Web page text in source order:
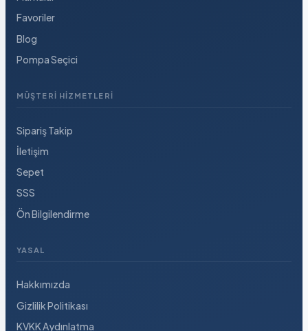
Favoriler
Blog
Pompa Seçici
MÜŞTERI HIZMETLERI
Sipariş Takip
İletişim
Sepet
SSS
Ön Bilgilendirme
YASAL
Hakkımızda
Gizlilik Politikası
KVKK Aydınlatma